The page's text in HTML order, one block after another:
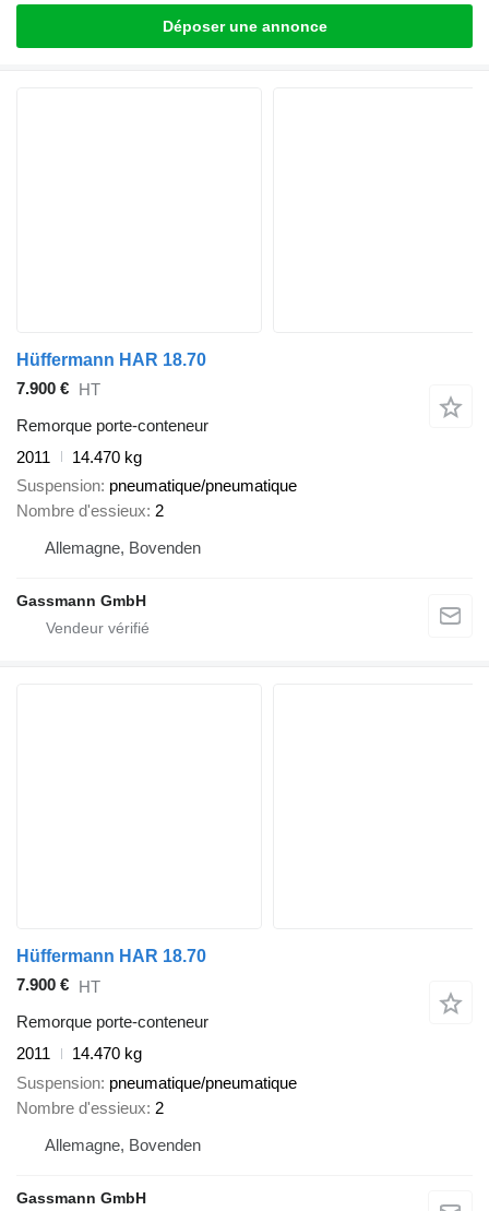
Déposer une annonce
Hüffermann HAR 18.70
7.900 € HT
Remorque porte-conteneur
2011
14.470 kg
Suspension pneumatique/pneumatique
Nombre d'essieux 2
Allemagne, Bovenden
Gassmann GmbH
Hüffermann HAR 18.70
7.900 € HT
Remorque porte-conteneur
2011
14.470 kg
Suspension pneumatique/pneumatique
Nombre d'essieux 2
Allemagne, Bovenden
Gassmann GmbH